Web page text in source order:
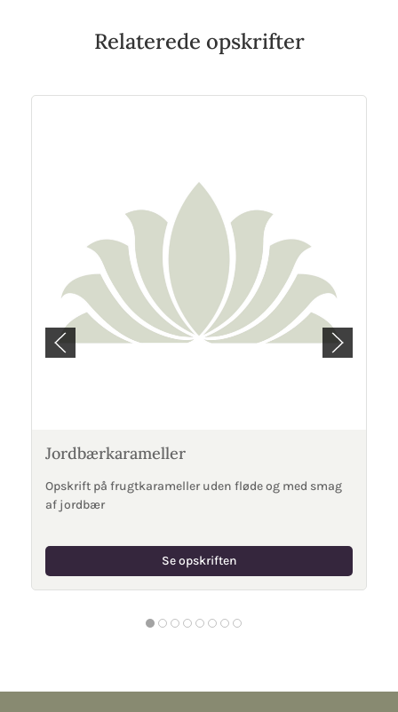
Relaterede opskrifter
Jordbærkarameller
Opskrift på frugtkarameller uden fløde og med smag
af jordbær
Se opskriften